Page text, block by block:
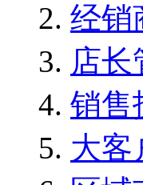
经销
店长
销售
大客